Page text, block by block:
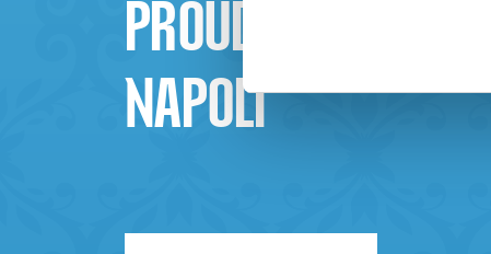
PROUD TO BE
NAPOLI